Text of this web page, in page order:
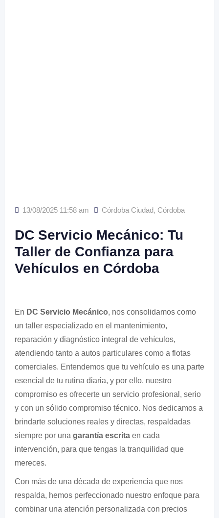
13/08/2025 11:58 am Córdoba Ciudad, Córdoba
DC Servicio Mecánico: Tu
Taller de Confianza para
Vehículos en Córdoba
En DC Servicio Mecánico, nos consolidamos como
un taller especializado en el mantenimiento,
reparación y diagnóstico integral de vehículos,
atendiendo tanto a autos particulares como a flotas
comerciales. Entendemos que tu vehículo es una parte
esencial de tu rutina diaria, y por ello, nuestro
compromiso es ofrecerte un servicio profesional, serio
y con un sólido compromiso técnico. Nos dedicamos a
brindarte soluciones reales y directas, respaldadas
siempre por una garantía escrita en cada
intervención, para que tengas la tranquilidad que
mereces.
Con más de una década de experiencia que nos
respalda, hemos perfeccionado nuestro enfoque para
combinar una atención personalizada con precios